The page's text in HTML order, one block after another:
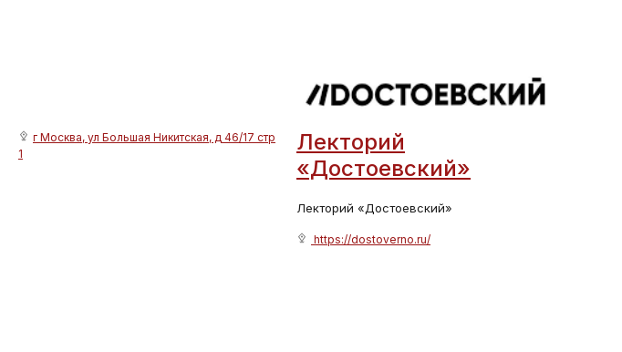
г Москва, ул Большая Никитская, д 46/17 стр
1
Лекторий
«Достоевский»
Лекторий «Достоевский»
https://dostoverno.ru/